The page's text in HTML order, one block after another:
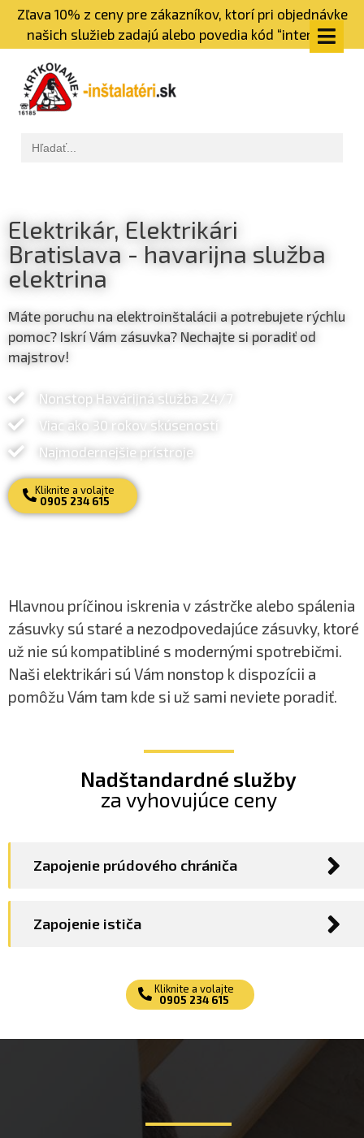
Zľava 10% z ceny pre zákazníkov, ktorí pri objednávke
našich služieb zadajú alebo povedia kód “internet”
Elektrikár, Elektrikári
Bratislava - havarijna služba
elektrina
Máte poruchu na elektroinštalácii a potrebujete rýchlu
pomoc? Iskrí Vám zásuvka? Nechajte si poradiť od
majstrov!
Nonstop Havárijná služba 24/7
Viac ako 30 rokov skúseností
Najmodernejšie prístroje
Kliknite a volajte
0905 234 615
Hlavnou príčinou iskrenia v zástrčke alebo spálenia
zásuvky sú staré a nezodpovedajúce zásuvky, ktoré
už nie sú kompatibliné s modernými spotrebičmi.
Naši elektrikári sú Vám nonstop k dispozícii a
pomôžu Vám tam kde si už sami neviete poradiť.
Nadštandardné služby
za vyhovujúce ceny
Zapojenie prúdového chrániča
Zapojenie ističa
Kliknite a volajte
0905 234 615